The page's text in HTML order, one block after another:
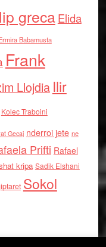
grecaElida
Babamusta
Frank
Llojdia Ilir
Kolec Traboini
Gecaj nderroi jete ne
Prifti Rafael
kripa Sadik Elshani
Sokol